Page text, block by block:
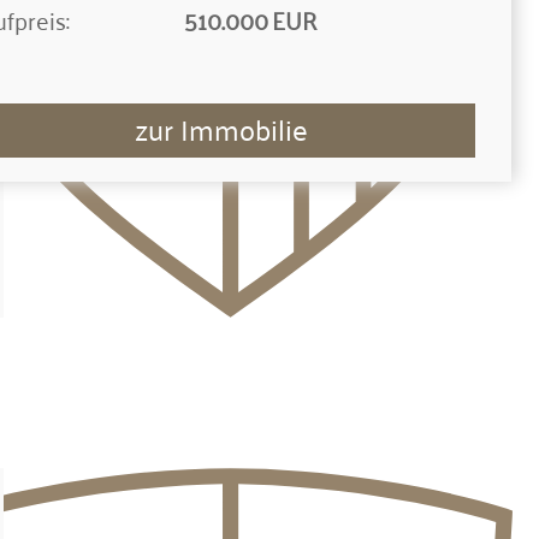
510.000 EUR
zur Immobilie